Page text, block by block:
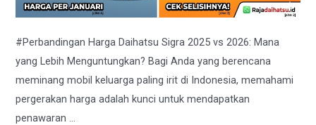
#Perbandingan Harga Daihatsu Sigra 2025 vs 2026: Mana
yang Lebih Menguntungkan? Bagi Anda yang berencana
meminang mobil keluarga paling irit di Indonesia, memahami
pergerakan harga adalah kunci untuk mendapatkan
penawaran …